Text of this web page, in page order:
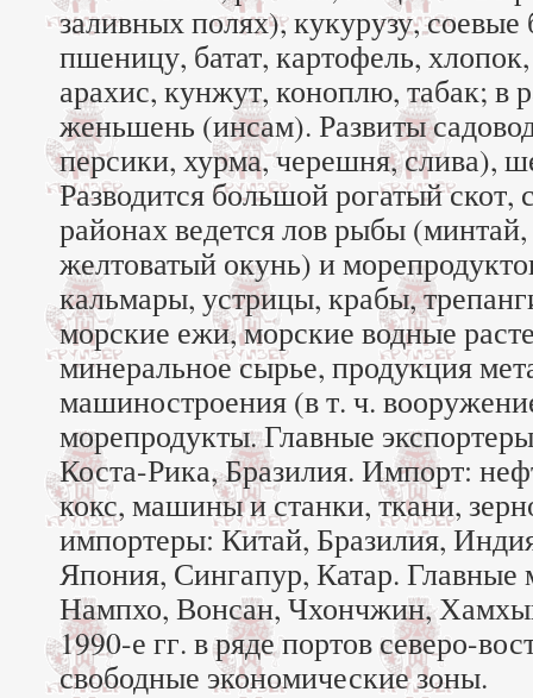
заливных полях), кукурузу,
пшеницу, батат, картофель,
арахис, кунжут, коноплю, табак; в
женьшень (инсам). Развиты
персики, хурма, черешня, слива),
Разводится большой рогатый
районах ведется лов рыбы
желтоватый окунь) и
кальмары, устрицы, крабы,
морские ежи, морские водные
минеральное сырье, продукция
машиностроения (в т. ч.
морепродукты. Главные
Коста-Рика, Бразилия. Импорт:
кокс, машины и станки, ткани,
импортеры: Китай, Бразилия,
Япония, Сингапур, Катар. Главные
Нампхо, Вонсан, Чхончжин,
1990-е гг. в ряде портов северо-
свободные экономические зоны.